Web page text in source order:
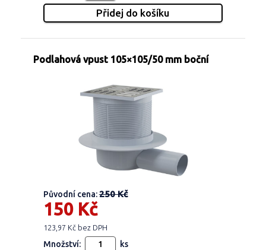
Podlahová vpust 105×105/50 mm boční
Původní cena:250 Kč
150 Kč
123,97 Kč bez DPH
Množství: ks